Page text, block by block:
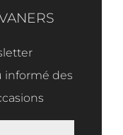
informé des